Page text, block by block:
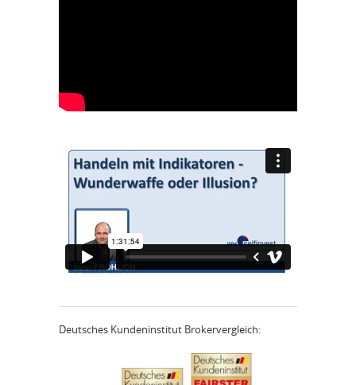
Deutsches Kundeninstitut Brokervergleich: